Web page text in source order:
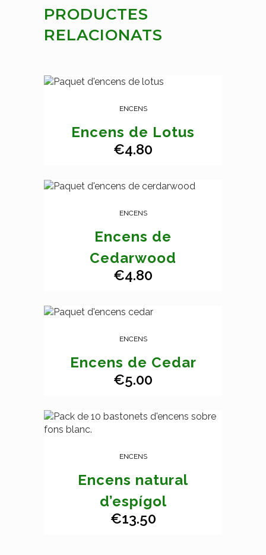
PRODUCTES
RELACIONATS
ENCENS
Encens de Lotus
€4.80
ENCENS
Encens de
Cedarwood
€4.80
ENCENS
Encens de Cedar
€5.00
ENCENS
Encens natural
d’espígol
€13.50